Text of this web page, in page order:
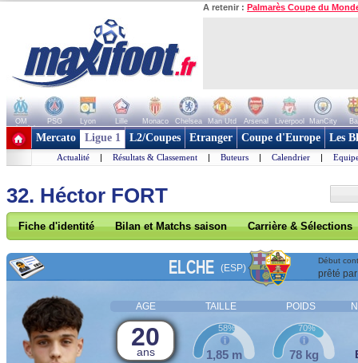
A retenir : Palmarès Coupe du
OM PSG Lyon Lille Monaco Chelsea Man Utd Arsenal Liverpool ManCity
+ de clubs
Mercato Ligue 1 L2/Coupes Etranger Coupe d'Europe Les
Actualité | Résultats & Classement | Buteurs | Calendrier |
32. Héctor FORT
Fiche d'identité Bilan et Matchs saison Carrière & Sélections
ELCHE (ESP)
Début
prêté
AGE TAILLE POIDS
20
ans 1,85 m
58%
78 kg
70%